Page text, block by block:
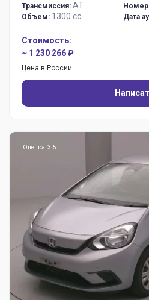
Трансмиссия: AT
Объем: 1300 сс
Номер
Дата
Стоимость:
~ 1 230 266 ₽
Цена в России
Оценка: 3.5